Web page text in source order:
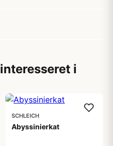
i
SCHLEICH
Abyssinierkat